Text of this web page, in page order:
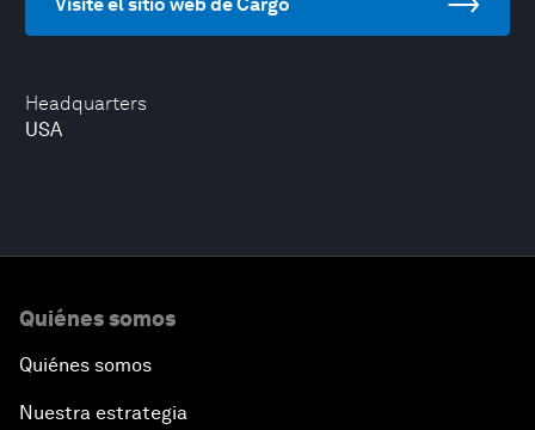
Headquarters
USA
Quiénes somos
Quiénes somos
Nuestra estrategia